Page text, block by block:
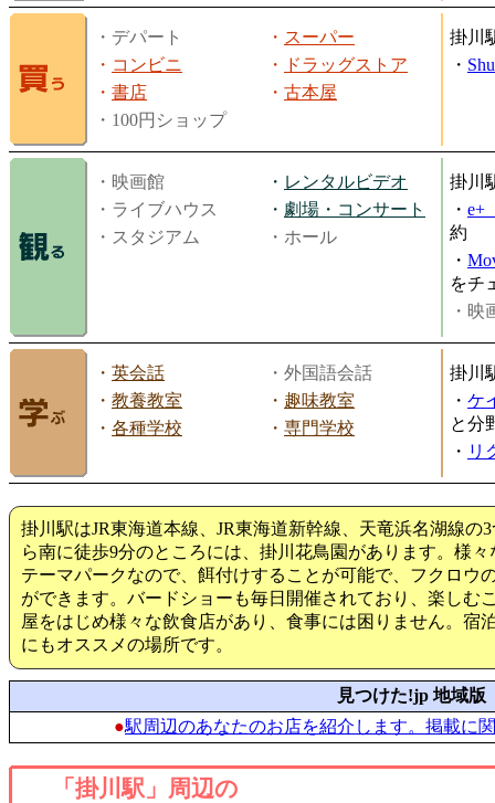
・デパート ・ スーパー
・ コンビニ ・
ドラッグストア
・ 書店 ・ 古本屋
・100円ショップ
掛川
・
・映画館 ・ レンタルビデオ
・ライブハウス
・ 劇場・コンサート
・スタジアム
・ホール
掛川
・ e+
約
・
をチ
・映
・ 英会話
・外国語会話
・ 教養教室 ・ 趣味教室
・ 各種学校 ・ 専門学校
掛川
・ ケ
と分
・ リ
掛川駅はJR東海道本線、JR東海道新幹線、天竜浜名湖線の
ら南に徒歩9分のところには、掛川花鳥園があります。様
テーマパークなので、餌付けすることが可能で、フクロウ
ができます。バードショーも毎日開催されており、楽しむ
屋をはじめ様々な飲食店があり、食事には困りません。宿
にもオススメの場所です。
見つけた!jp 地域版
●駅周辺のあなたのお店を紹介します。掲載に
「掛川駅」周辺の